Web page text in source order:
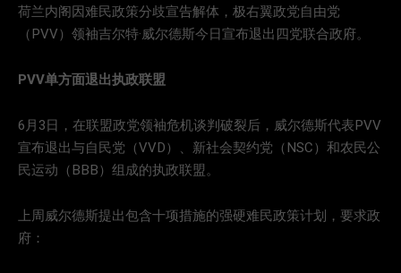
荷兰内阁因难民政策分歧宣告解体，极右翼政党自由党
（PVV）领袖吉尔特·威尔德斯今日宣布退出四党联合政府。
PVV单方面退出执政联盟
6月3日，在联盟政党领袖危机谈判破裂后，威尔德斯代表PVV
宣布退出与自民党（VVD）、新社会契约党（NSC）和农民公
民运动（BBB）组成的执政联盟。
上周威尔德斯提出包含十项措施的强硬难民政策计划，要求政
府：